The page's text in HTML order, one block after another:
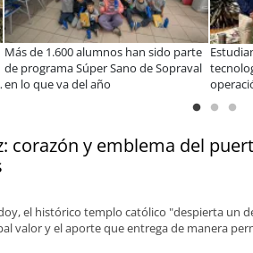
de la UCN desarrollan
para modernizar la
de Ultraport Coquimbo
Educación y
privada se
encuentro
abordar las
corazón y emblema del
el histórico templo católico "despierta un
valor y el aporte que entrega de manera